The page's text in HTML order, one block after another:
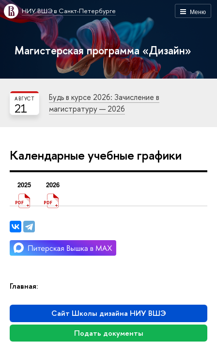
Меню
НИУ ВШЭ в Санкт-Петербурге
Магистерская программа «Дизайн»
21
АВГУСТ
Будь в курсе 2026: Зачисление в
магистратуру — 2026
Главная:
Сайт Школы дизайна НИУ ВШЭ
Подать документы
Календарные учебные графики
2025 2026